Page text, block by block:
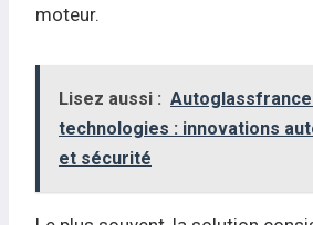
moteur.
Lisez aussi :
technologies : innovations
et sécurité